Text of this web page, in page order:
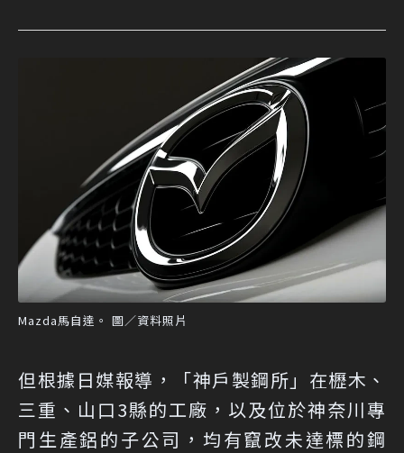
Mazda馬自達。 圖／資料照片
但根據日媒報導，「神戶製鋼所」在櫪木、
三重、山口3縣的工廠，以及位於神奈川專
門生產鋁的子公司，均有竄改未達標的鋼